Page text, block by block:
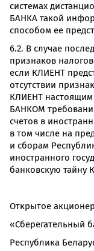
системах
БАНКА такой
способом ее
6.2. В случае
признаков
если КЛИЕНТ
отсутствии
КЛИЕНТ настоящим
БАНКОМ
счетов в
в том числе на
и сборам
иностранного
банковскую тайну
Открытое
«Сберегательный
Республика